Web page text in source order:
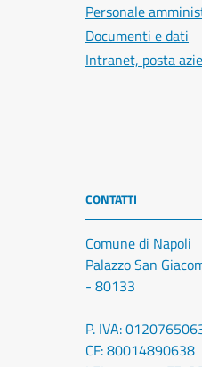
Personale
Documenti e dati
Intranet, posta
CONTATTI
Comune di Napoli
Palazzo San
- 80133
P. IVA:
CF: 80014890638